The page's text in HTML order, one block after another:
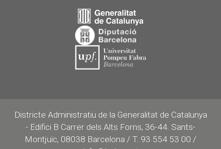
Districte Administratiu de la Generalitat de Catalunya
- Edifici B Carrer dels Alts Forns, 36-44. Sants-
Montjuïc, 08038 Barcelona / T. 93 554 53 00 /